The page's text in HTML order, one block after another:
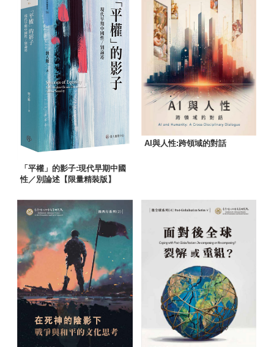
「平權」的影子:現代早期中國
性／別論述【限量精裝版】
AI與人性:跨領域的對話